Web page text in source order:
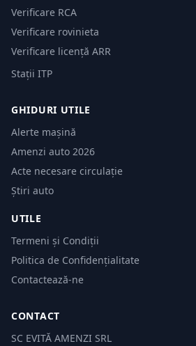
Verificare RCA
Verificare rovinieta
Verificare licență ARR
Stații ITP
GHIDURI UTILE
Alerte mașină
Amenzi auto 2026
Acte necesare circulație
Știri auto
UTILE
Termeni și Condiții
Politica de Confidențialitate
Contactează-ne
CONTACT
SC EVITĂ AMENZI SRL